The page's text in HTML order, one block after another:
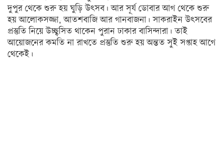
অস্ট্রেলিয়া
অন্যত্র
খেলা
দুপুর থেকে শুরু হয় ঘুড়ি উৎসব। আর সূর্য ডোবার আগ থেকে শুরু
হয় আলোকসজ্জা, আতশবাজি আর গানবাজনা। সাকরাইন উৎসবের
প্রস্তুতি নিয়ে উচ্ছ্বসিত থাকেন পুরান ঢাকার বাসিন্দারা। তাই
আয়োজনের কমতি না রাখতে প্রস্তুতি শুরু হয় অন্তত সুই সপ্তাহ আগে
থেকেই।